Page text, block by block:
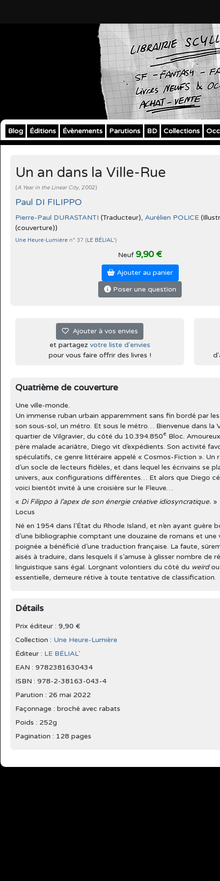
Blog Éditions Évènements Parutions BD Collections
Un an dans la Ville-Rue
(A Year in the Linear City, 2002)
Paul DI FILIPPO
Pierre-Paul DURASTANTI (Traducteur), Aurélien POLICE
(couverture))
Une Heure-Lumière n° 37 (LE BÉLIAL')
Neuf 9,90 €
Ajouter au panier
Poser une question
Ajouter à vos envies
et partagez votre liste d'envies
pour vous faire offrir des livres !
Quatrième de couverture
Une ville-monde.
Un immense ruban urbain apparemment sans fin bordé par
son sous-sol, un métro. Et sous le métro… Bienvenue dans la
quartier de Vilgravier, du côté du 10.394.850e Bloc.
père malade acariâtre, Diego vit d’expédients. Son activité
spéculatifs, ce genre littéraire appelé « Cosmos-Fiction ». Un
d’un socle de lecteurs fidèles, et dans lequel les écrivains se
univers, aux configurations différentes… Et alors que Diego
voici bientôt invité à une croisière sur le Fleuve…
« Di Filippo à l’apex de son énergie créative idiosyncratique. »
Locus
Né en 1954 dans l’État du Rhode Island, et n’en ayant guère
d’une bibliographie comptant une douzaine de romans et
poignée a bénéficié d’une traduction française. La faute,
aisés à traduire, dans lesquels il s’amuse à glisser nombre de
linguistique sans égal. Lorgnant volontiers du côté du weirdou
essentielle, demeure rétive à toute tentative de classification.
Détails
Prix éditeur : 9,90 €
Collection : Une Heure-Lumière
Éditeur : LE BÉLIAL'
EAN : 9782381630434
ISBN : 978-2-38163-043-4
Parution : 26 mai 2022
Façonnage : broché avec rabats
Poids : 252g
Pagination : 128 pages